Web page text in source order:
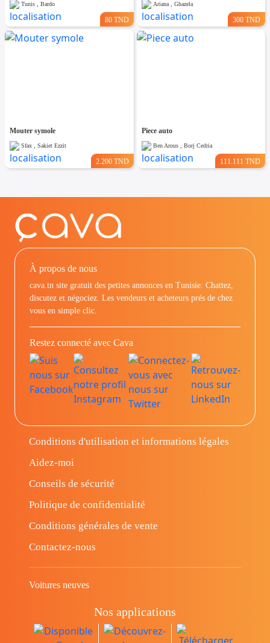
Tunis , Bardo
80 TND
Ariana , Ghazela
300 TND
Mouter symole
Sfax , Sakiet Ezzit
2.200 TND
Piece auto
Ben Arous , Borj Cedria
111.111 TND
À propos de nous
cava.tn site gratuit des petites annonces en Tunisie: Chattez,
discutez et négociez. Les vendeurs et acheteurs prés de chez
vous en simple clic.
Restez connecté avec Cava
Conditions d'utilisation et informations légales
Aidez-moi
Conseils de sécurité
Politique de confidentialité
Conditions générales de vente
Contactez-nous
Voitures neuves
Nos applications